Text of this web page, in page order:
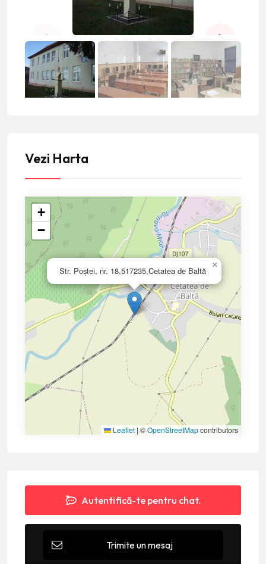
Vezi Harta
Str. Poștei, nr. 18,517235,Cetatea de Baltă
×
+
−
Leaflet | ©OpenStreetMapcontributors
Autentifică-te pentru chat.
Trimite un mesaj